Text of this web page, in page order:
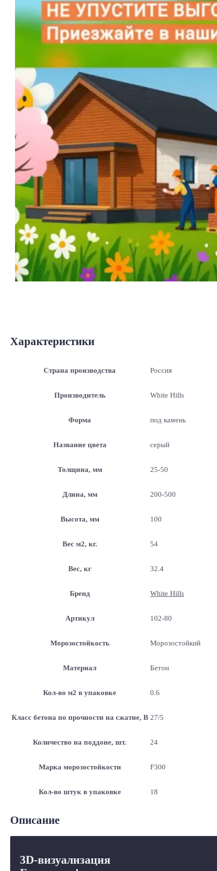
Характеристики
Страна производства Россия
Производитель White Hills
Форма под камень
Название цвета серый
Толщина, мм 25-50
Длина, мм 200-500
Высота, мм 100
Вес м2, кг. 54
Вес, кг 32.4
Бренд White Hills
Артикул 102-80
Морозостойкость Морозостойкий
Материал Бетон
Кол-во м2 в упаковке 0.6
Класс бетона по прочности на сжатие, В 27/5
Количество на поддоне, шт. 24
Марка морозостойкости F300
Кол-во штук в упаковке 18
Описание
3D-визуализация